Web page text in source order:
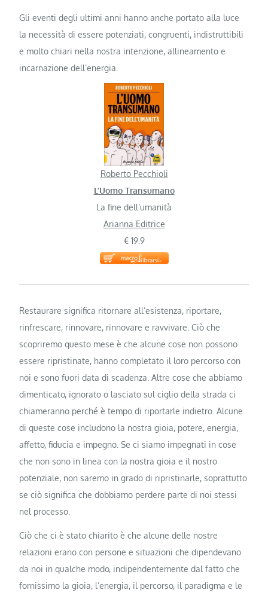
Gli eventi degli ultimi anni hanno anche portato alla luce
la necessità di essere potenziati, congruenti, indistruttibili
e molto chiari nella nostra intenzione, allineamento e
incarnazione dell’energia.
Roberto Pecchioli
L’Uomo Transumano
La fine dell’umanità
Arianna Editrice
€ 19.9
Restaurare significa ritornare all’esistenza, riportare,
rinfrescare, rinnovare, rinnovare e ravvivare. Ciò che
scopriremo questo mese è che alcune cose non possono
essere ripristinate, hanno completato il loro percorso con
noi e sono fuori data di scadenza. Altre cose che abbiamo
dimenticato, ignorato o lasciato sul ciglio della strada ci
chiameranno perché è tempo di riportarle indietro. Alcune
di queste cose includono la nostra gioia, potere, energia,
affetto, fiducia e impegno. Se ci siamo impegnati in cose
che non sono in linea con la nostra gioia e il nostro
potenziale, non saremo in grado di ripristinarle, soprattutto
se ciò significa che dobbiamo perdere parte di noi stessi
nel processo.
Ciò che ci è stato chiarito è che alcune delle nostre
relazioni erano con persone e situazioni che dipendevano
da noi in qualche modo, indipendentemente dal fatto che
fornissimo la gioia, l’energia, il percorso, il paradigma e le